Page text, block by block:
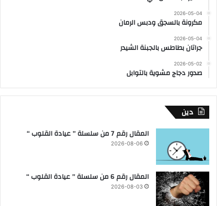
2026-05-04
مكرونة بالسجق ودبس الرمان
2026-05-04
جراتان بطاطس بالجبنة الشيدر
2026-05-02
صدور دجاج مشوية بالتوابل
دين
المقال رقم 7 من سلسلة ” عيادة القلوب “
2026-08-06
المقال رقم 6 من سلسلة ” عيادة القلوب “
2026-08-03